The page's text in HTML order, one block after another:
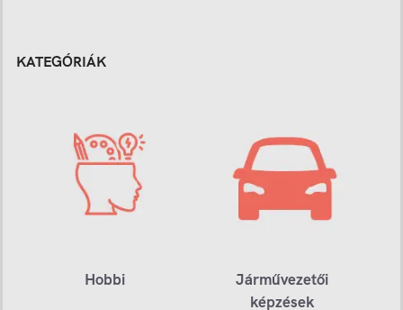
KATEGÓRIÁK
Hobbi
Járművezetői
képzések